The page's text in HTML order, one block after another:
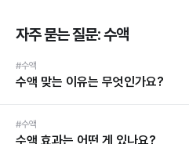
자주 묻는 질문: 수액
#수액
수액 맞는 이유는 무엇인가요?
#수액
수액 효과는 어떤 게 있나요?